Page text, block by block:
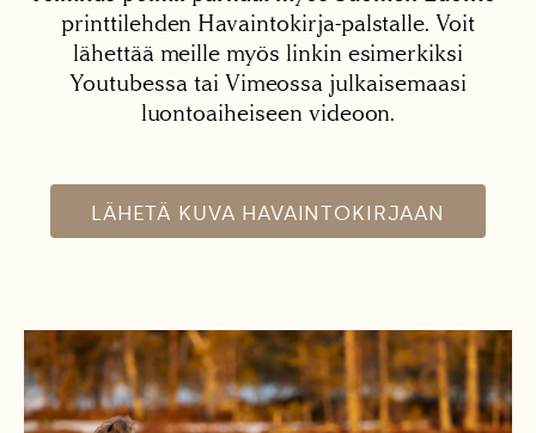
printtilehden Havaintokirja-palstalle. Voit
lähettää meille myös linkin esimerkiksi
Youtubessa tai Vimeossa julkaisemaasi
luontoaiheiseen videoon.
LÄHETÄ KUVA HAVAINTOKIRJAAN